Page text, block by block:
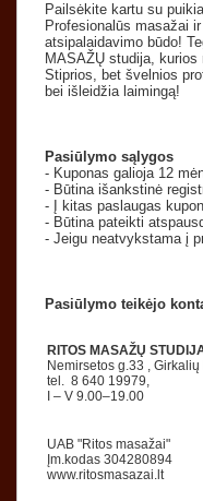
Pailsėkite kartu su
Profesionalūs masažai
atsipalaidavimo būdo!
MASAŽŲ studija,
Stiprios, bet švelnios
bei išleidžia laimingą!
Pasiūlymo sąlygos
- Kuponas galioja 12
- Būtina išankstinė
- Į kitas paslaugas
- Būtina pateikti
- Jeigu neatvykstama į
Pasiūlymo teikėjo
RITOS MASAŽŲ
Nemirsetos g.33 ,
tel. 8 640 19979,
I – V 9.00–19.00
UAB "Ritos masažai"
Įm.kodas 304280894
www.ritosmasazai.lt